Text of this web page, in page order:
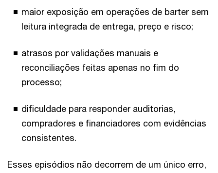
maior exposição em operações de barter sem
leitura integrada de entrega, preço e risco;
atrasos por validações manuais e
reconciliações feitas apenas no fim do
processo;
dificuldade para responder auditorias,
compradores e financiadores com evidências
consistentes.
Esses episódios não decorrem de um único erro,